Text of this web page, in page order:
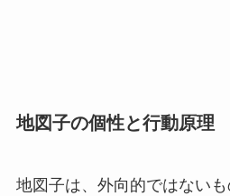
地図子の個性と行動原理
地図子は、外向的ではない